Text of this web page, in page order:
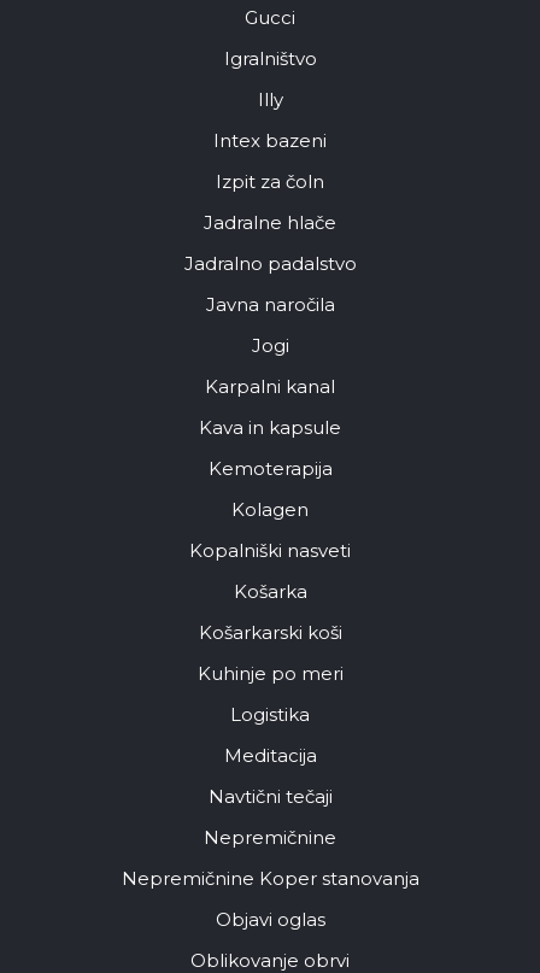
Gucci
Igralništvo
Illy
Intex bazeni
Izpit za čoln
Jadralne hlače
Jadralno padalstvo
Javna naročila
Jogi
Karpalni kanal
Kava in kapsule
Kemoterapija
Kolagen
Kopalniški nasveti
Košarka
Košarkarski koši
Kuhinje po meri
Logistika
Meditacija
Navtični tečaji
Nepremičnine
Nepremičnine Koper stanovanja
Objavi oglas
Oblikovanje obrvi